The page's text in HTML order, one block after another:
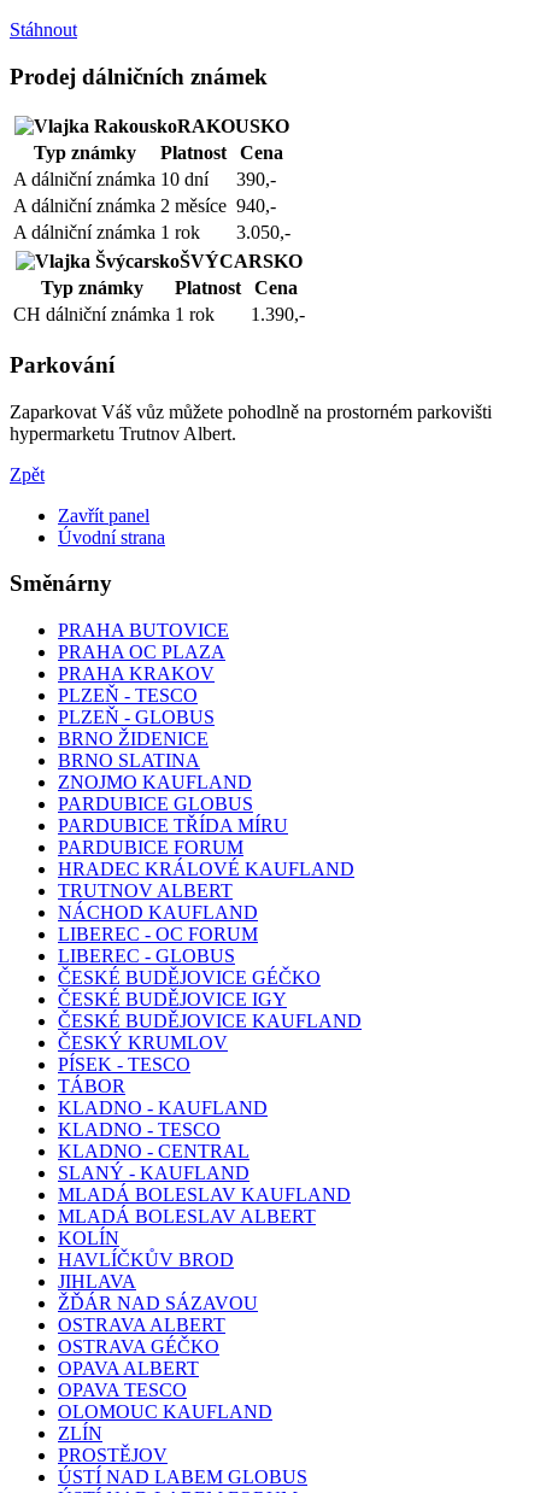
Stáhnout
Prodej dálničních známek
RAKOUSKO
Typ známky
Platnost
Cena
A dálniční známka 10 dní
390,-
A dálniční známka 2 měsíce 940,-
A dálniční známka 1 rok
3.050,-
ŠVÝCARSKO
Typ známky
Platnost
Cena
CH dálniční známka 1 rok 1.390,-
Parkování
Zaparkovat Váš vůz můžete pohodlně na prostorném parkovišti
hypermarketu Trutnov Albert.
Zpět
Zavřít panel
Úvodní strana
Směnárny
PRAHA BUTOVICE
PRAHA OC PLAZA
PRAHA KRAKOV
PLZEŇ - TESCO
PLZEŇ - GLOBUS
BRNO ŽIDENICE
BRNO SLATINA
ZNOJMO KAUFLAND
PARDUBICE GLOBUS
PARDUBICE TŘÍDA MÍRU
PARDUBICE FORUM
HRADEC KRÁLOVÉ KAUFLAND
TRUTNOV ALBERT
NÁCHOD KAUFLAND
LIBEREC - OC FORUM
LIBEREC - GLOBUS
ČESKÉ BUDĚJOVICE GÉČKO
ČESKÉ BUDĚJOVICE IGY
ČESKÉ BUDĚJOVICE KAUFLAND
ČESKÝ KRUMLOV
PÍSEK - TESCO
TÁBOR
KLADNO - KAUFLAND
KLADNO - TESCO
KLADNO - CENTRAL
SLANÝ - KAUFLAND
MLADÁ BOLESLAV KAUFLAND
MLADÁ BOLESLAV ALBERT
KOLÍN
HAVLÍČKŮV BROD
JIHLAVA
ŽĎÁR NAD SÁZAVOU
OSTRAVA ALBERT
OSTRAVA GÉČKO
OPAVA ALBERT
OPAVA TESCO
OLOMOUC KAUFLAND
ZLÍN
PROSTĚJOV
ÚSTÍ NAD LABEM GLOBUS